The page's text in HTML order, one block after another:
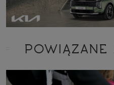
POWIĄZANE